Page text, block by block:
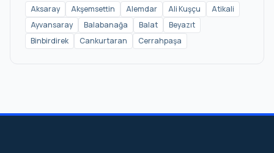
Küçük Ayasofya
Mercan
Mesihpaşa
Mimar Kemalettin
Aksaray Akşemsettin Alemdar Ali Kuşçu
Atikali
Ayvansaray
Balabanağa Balat
Beyazıt
Binbirdirek
Cankurtaran Cerrahpaşa